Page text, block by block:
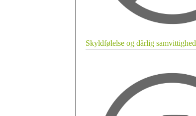
Skyldfølelse og dårlig samvittighed